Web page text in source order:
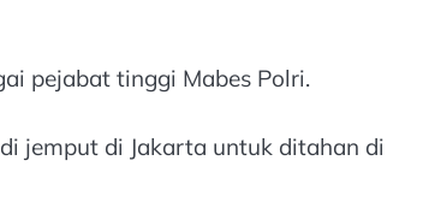
pejabat tinggi Mabes Polri.
jemput di Jakarta untuk ditahan di